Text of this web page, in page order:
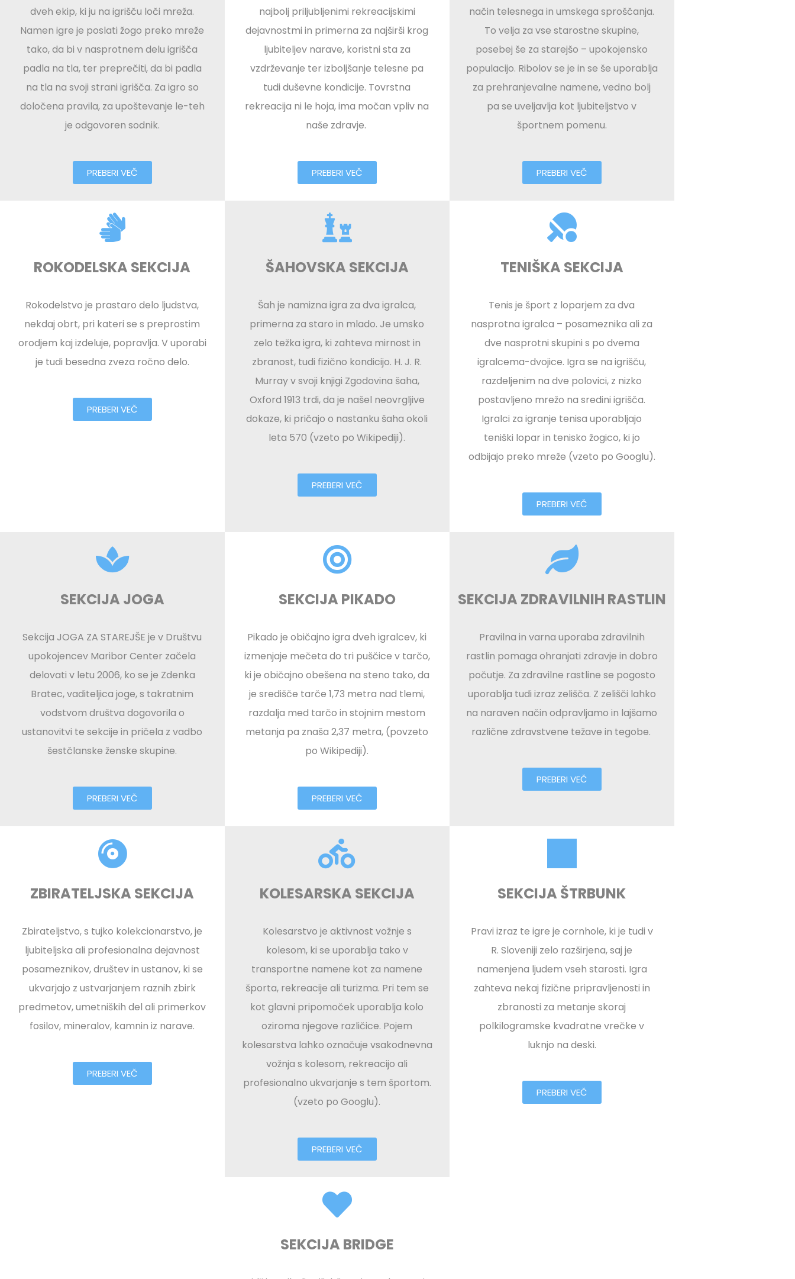
dveh ekip, ki ju na igrišču loči mreža.
Namen igre je poslati žogo preko mreže
tako, da bi v nasprotnem delu igrišča
padla na tla, ter preprečiti, da bi padla
na tla na svoji strani igrišča. Za igro so
določena pravila, za upoštevanje le-teh
je odgovoren sodnik.
PREBERI VEČ
najbolj priljubljenimi rekreacijskimi
dejavnostmi in primerna za najširši krog
ljubiteljev narave, koristni sta za
vzdrževanje ter izboljšanje telesne pa
tudi duševne kondicije. Tovrstna
rekreacija ni le hoja, ima močan vpliv na
naše zdravje.
PREBERI VEČ
način telesnega in umskega sproščanja.
To velja za vse starostne skupine,
posebej še za starejšo – upokojensko
populacijo. Ribolov se je in se še uporablja
za prehranjevalne namene, vedno bolj
pa se uveljavlja kot ljubiteljstvo v
športnem pomenu.
PREBERI VEČ
ROKODELSKA SEKCIJA
Rokodelstvo je prastaro delo ljudstva,
nekdaj obrt, pri kateri se s preprostim
orodjem kaj izdeluje, popravlja. V uporabi
je tudi besedna zveza ročno delo.
PREBERI VEČ
ŠAHOVSKA SEKCIJA
Šah je namizna igra za dva igralca,
primerna za staro in mlado. Je umsko
zelo težka igra, ki zahteva mirnost in
zbranost, tudi fizično kondicijo. H. J. R.
Murray v svoji knjigi Zgodovina šaha,
Oxford 1913 trdi, da je našel neovrgljive
dokaze, ki pričajo o nastanku šaha okoli
leta 570 (vzeto po Wikipediji).
PREBERI VEČ
TENIŠKA SEKCIJA
Tenis je šport z loparjem za dva
nasprotna igralca – posameznika ali za
dve nasprotni skupini s po dvema
igralcema-dvojice. Igra se na igrišču,
razdeljenim na dve polovici, z nizko
postavljeno mrežo na sredini igrišča.
Igralci za igranje tenisa uporabljajo
teniški lopar in tenisko žogico, ki jo
odbijajo preko mreže (vzeto po Googlu).
PREBERI VEČ
SEKCIJA JOGA
Sekcija JOGA ZA STAREJŠE je v Društvu
upokojencev Maribor Center začela
delovati v letu 2006, ko se je Zdenka
Bratec, vaditeljica joge, s takratnim
vodstvom društva dogovorila o
ustanovitvi te sekcije in pričela z vadbo
šestčlanske ženske skupine.
PREBERI VEČ
SEKCIJA PIKADO
Pikado je običajno igra dveh igralcev, ki
izmenjaje mečeta do tri puščice v tarčo,
ki je običajno obešena na steno tako, da
je središče tarče 1,73 metra nad tlemi,
razdalja med tarčo in stojnim mestom
metanja pa znaša 2,37 metra, (povzeto
po Wikipediji).
PREBERI VEČ
SEKCIJA ZDRAVILNIH RASTLIN
Pravilna in varna uporaba zdravilnih
rastlin pomaga ohranjati zdravje in dobro
počutje. Za zdravilne rastline se pogosto
uporablja tudi izraz zelišča. Z zelišči lahko
na naraven način odpravljamo in lajšamo
različne zdravstvene težave in tegobe.
PREBERI VEČ
ZBIRATELJSKA SEKCIJA
Zbirateljstvo, s tujko kolekcionarstvo, je
ljubiteljska ali profesionalna dejavnost
posameznikov, društev in ustanov, ki se
ukvarjajo z ustvarjanjem raznih zbirk
predmetov, umetniških del ali primerkov
fosilov, mineralov, kamnin iz narave.
PREBERI VEČ
KOLESARSKA SEKCIJA
Kolesarstvo je aktivnost vožnje s
kolesom, ki se uporablja tako v
transportne namene kot za namene
športa, rekreacije ali turizma. Pri tem se
kot glavni pripomoček uporablja kolo
oziroma njegove različice. Pojem
kolesarstva lahko označuje vsakodnevna
vožnja s kolesom, rekreacijo ali
profesionalno ukvarjanje s tem športom.
(vzeto po Googlu).
PREBERI VEČ
SEKCIJA ŠTRBUNK
Pravi izraz te igre je cornhole, ki je tudi v
R. Sloveniji zelo razširjena, saj je
namenjena ljudem vseh starosti. Igra
zahteva nekaj fizične pripravljenosti in
zbranosti za metanje skoraj
polkilogramske kvadratne vrečke v
luknjo na deski.
PREBERI VEČ
SEKCIJA BRIDGE